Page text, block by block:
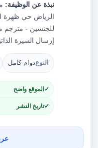
نبذة عن الوظيفة:
الرياض حي ظهرة
للجنسين - مترجم
إرسال السيرة
النوعدوام كامل
الموقع واضح
تاريخ النشر